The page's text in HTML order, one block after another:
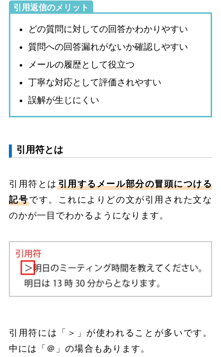
引用返信のメリット
どの質問に対しての回答かわかりやすい
質問への回答漏れがないか確認しやすい
メールの履歴として役立つ
丁寧な対応として評価されやすい
誤解が生じにくい
引用符とは
引用符とは 引用するメール部分の冒頭につける
記号です。これによりどの文が引用された文な
のかが一目でわかるようになります。
引用符には「＞」が使われることが多いです。
中には「＠」の場合もあります。